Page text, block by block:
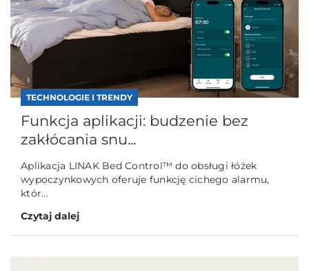
TECHNOLOGIE I TRENDY
Funkcja aplikacji: budzenie bez
zakłócania snu...
Aplikacja LINAK Bed Control™ do obsługi łóżek
wypoczynkowych oferuje funkcję cichego alarmu,
któr...
Czytaj dalej